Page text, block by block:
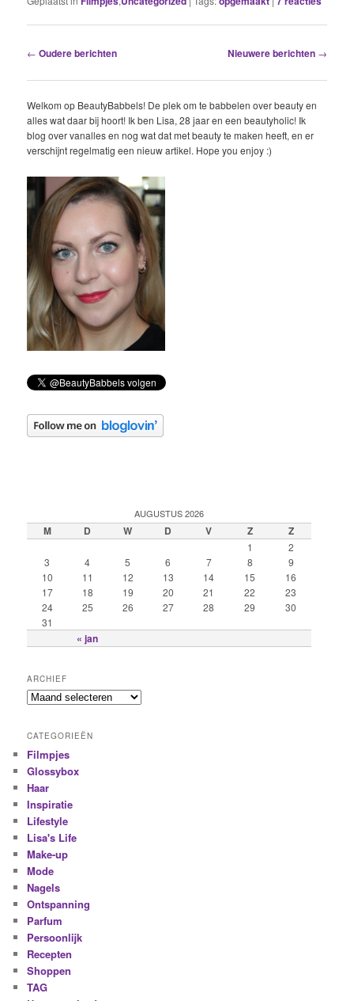
Berichtnavigatie
← Oudere berichten Nieuwere berichten →
Welkom op BeautyBabbels! De plek om te babbelen over beauty en
alles wat daar bij hoort! Ik ben Lisa, 28 jaar en een beautyholic! Ik
blog over vanalles en nog wat dat met beauty te maken heeft, en er
verschijnt regelmatig een nieuw artikel. Hope you enjoy :)
AUGUSTUS 2026
M D W D V Z Z
« jan
1
2
3
4 5 6 7 8
9
10
11 12 13 14 15
16
17
18 19 20 21 22
23
24
25 26 27 28 29
30
31
ARCHIEF
CATEGORIEËN
Filmpjes
Glossybox
Haar
Inspiratie
Lifestyle
Lisa's Life
Make-up
Mode
Nagels
Ontspanning
Parfum
Persoonlijk
Recepten
Shoppen
TAG